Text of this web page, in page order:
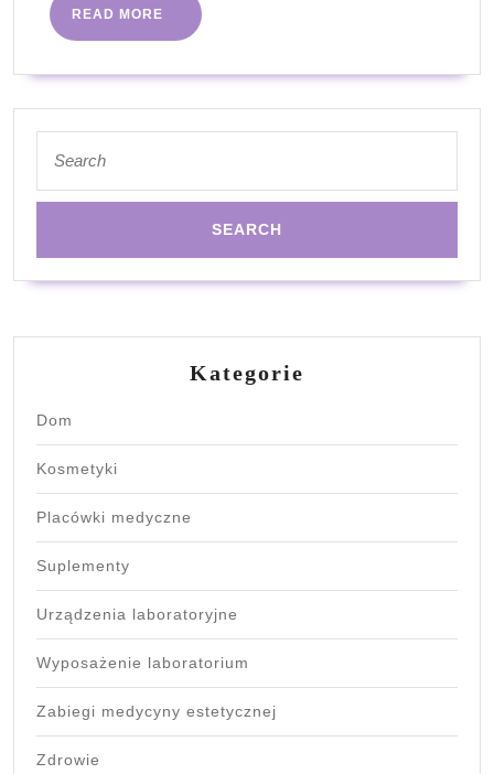
READ MORE
READ
MORE
for:
Kategorie
Dom
Kosmetyki
Placówki medyczne
Suplementy
Urządzenia laboratoryjne
Wyposażenie laboratorium
Zabiegi medycyny estetycznej
Zdrowie